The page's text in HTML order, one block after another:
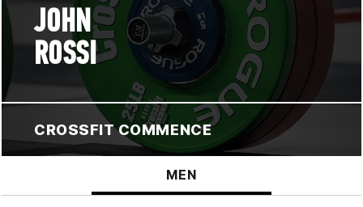
JOHN
ROSSI
CROSSFIT COMMENCE
MEN